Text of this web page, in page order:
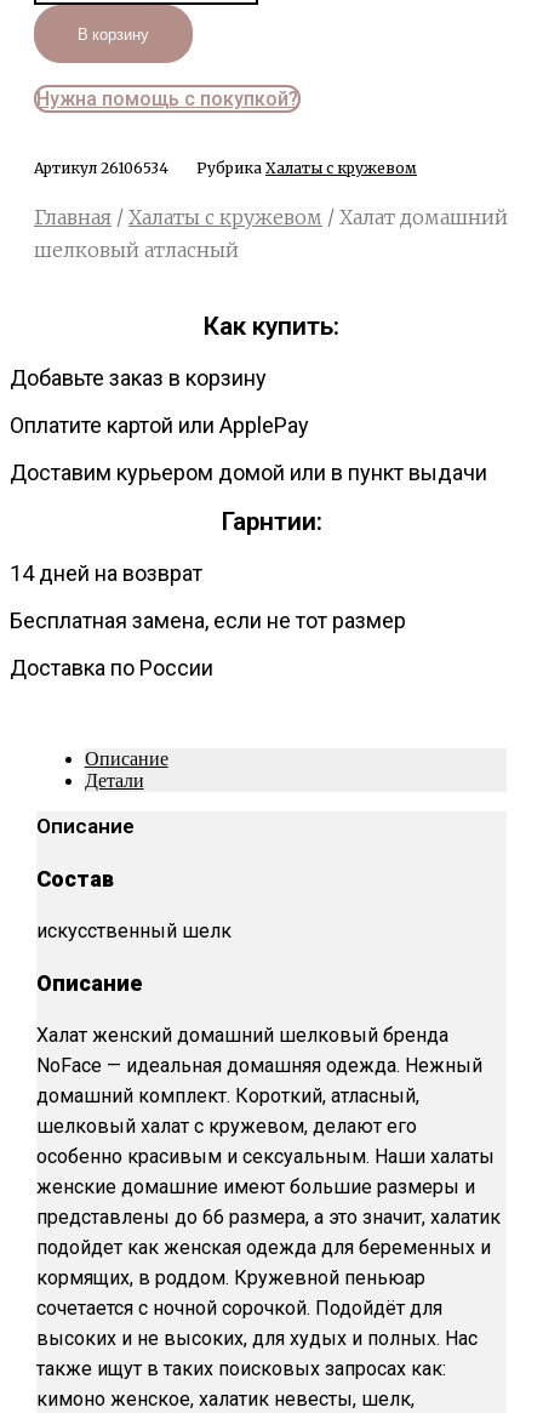
товара
Халат
домашний
атласный
В корзину
Нужна помощь с покупкой?
Артикул 26106534 Рубрика Халаты с кружевом
Главная / Халаты с кружевом / Халат домашний
шелковый атласный
Как купить:
Добавьте заказ в корзину
Оплатите картой или ApplePay
Доставим курьером домой или в пункт выдачи
Гарнтии:
14 дней на возврат
Бесплатная замена, если не тот размер
Доставка по России
Описание
Детали
Описание
Состав
искусственный шелк
Описание
Халат женский домашний шелковый бренда
NoFace — идеальная домашняя одежда. Нежный
домашний комплект. Короткий, атласный,
шелковый халат с кружевом, делают его
особенно красивым и сексуальным. Наши халаты
женские домашние имеют большие размеры и
представлены до 66 размера, а это значит, халатик
подойдет как женская одежда для беременных и
кормящих, в роддом. Кружевной пеньюар
сочетается с ночной сорочкой. Подойдёт для
высоких и не высоких, для худых и полных. Нас
также ищут в таких поисковых запросах как:
кимоно женское, халатик невесты, шелк,